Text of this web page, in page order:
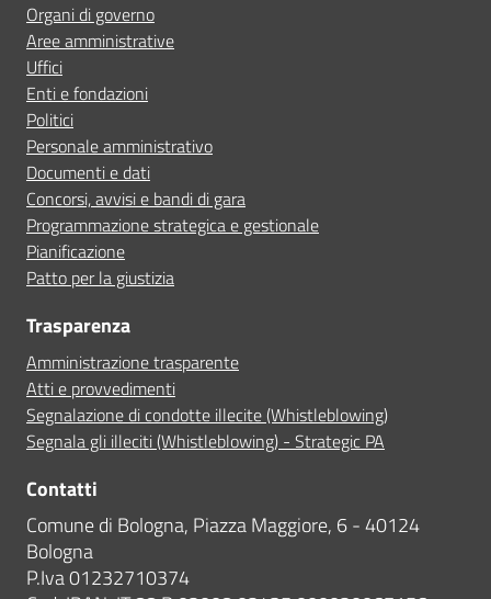
Organi di governo
Aree amministrative
Uffici
Enti e fondazioni
Politici
Personale amministrativo
Documenti e dati
Concorsi, avvisi e bandi di gara
Programmazione strategica e gestionale
Pianificazione
Patto per la giustizia
Trasparenza
Amministrazione trasparente
Atti e provvedimenti
Segnalazione di condotte illecite (Whistleblowing)
Segnala gli illeciti (Whistleblowing) - Strategic PA
Contatti
Comune di Bologna, Piazza Maggiore, 6 - 40124
Bologna
P.Iva 01232710374